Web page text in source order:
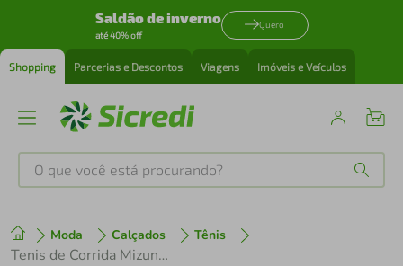
Saldão de inverno
até 40% off
Quero
Shopping Parcerias e Descontos Viagens Imóveis e Veículos
O que você está procurando?
Moda Calçados Tênis
Tenis de Corrida Mizuno Space 5
1º tenis